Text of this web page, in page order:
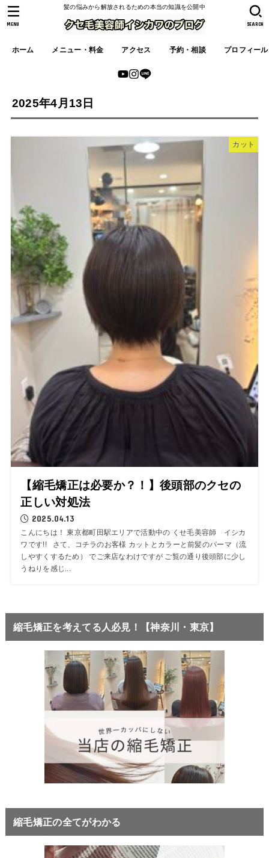
髪の悩みから解放されるための本当の知識を公開中
ホーム メニュー・料金 アクセス 予約・相談 プロフィール
SEARCH
MENU
2025年4月13日
カット
【縮毛矯正は必要か？！】後頭部のクセの
正しい対処法
2025.04.13
こんにちは！ 東京都町田駅エリアで活動中の くせ毛美容師 イシカ
ワです!! さて、コチラのお客様 カットとカラーと前髪のパーマ（流
しやすくするため） でご来店なわけですが ご覧の通り後頭部に少し
うねりを感じ...
縮毛矯正を考えてる人必見！【神奈川・東京】
縮毛矯正の全てがわかる